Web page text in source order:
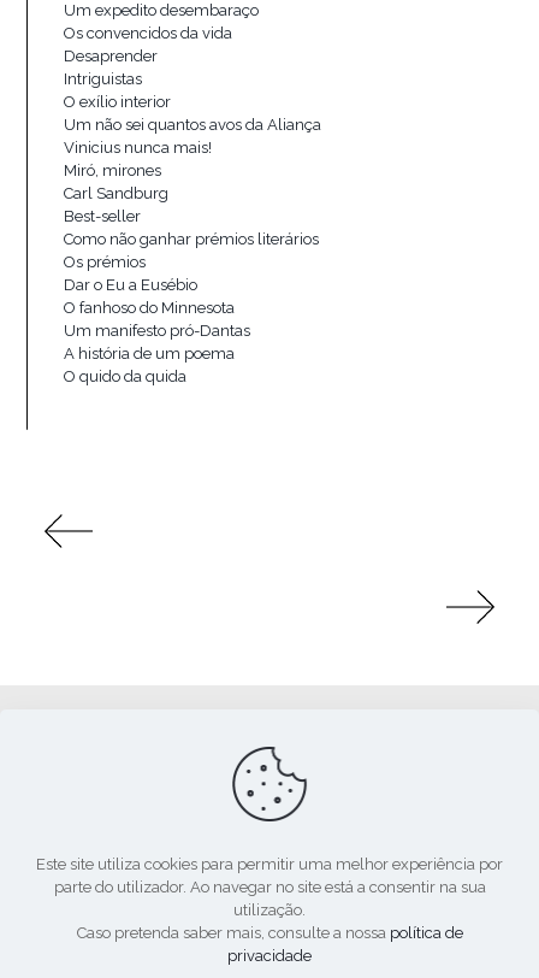
Um expedito desembaraço
Os convencidos da vida
Desaprender
Intriguistas
O exílio interior
Um não sei quantos avos da Aliança
Vinicius nunca mais!
Miró, mirones
Carl Sandburg
Best-seller
Como não ganhar prémios literários
Os prémios
Dar o Eu a Eusébio
O fanhoso do Minnesota
Um manifesto pró-Dantas
A história de um poema
O quido da quida
Este site utiliza cookies para permitir uma melhor experiência por
parte do utilizador. Ao navegar no site está a consentir na sua
utilização.
Caso pretenda saber mais, consulte a nossa política de
privacidade